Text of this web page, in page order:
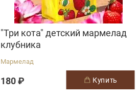
"Три кота" детский мармелад
клубника
Мармелад
180 ₽ купить